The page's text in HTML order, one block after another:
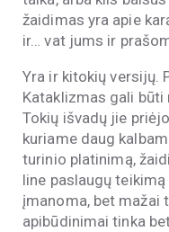
žaidimas yra apie
ir… vat jums ir
Yra ir kitokių versijų.
Kataklizmas gali
Tokių išvadų jie
kuriame daug
turinio platinimą,
line paslaugų
įmanoma, bet mažai
apibūdinimai tinka